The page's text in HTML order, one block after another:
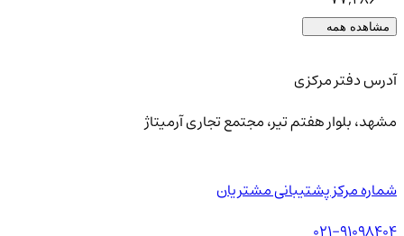
مشاهده همه
آدرس دفتر مرکزی
مشهد، بلوار هفتم تیر، مجتمع تجاری آرمیتاژ
شماره مرکز پشتیبانی مشتریان